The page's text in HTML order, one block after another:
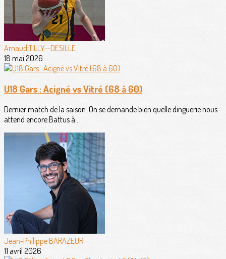
Arnaud TILLY--DESILLE
18 mai 2026
U18 Gars : Acigné vs Vitré (68 à 60)
Dernier match de la saison. On se demande bien quelle dinguerie nous
attend encore.Battus à...
Jean-Philippe BARAZEUR
11 avril 2026